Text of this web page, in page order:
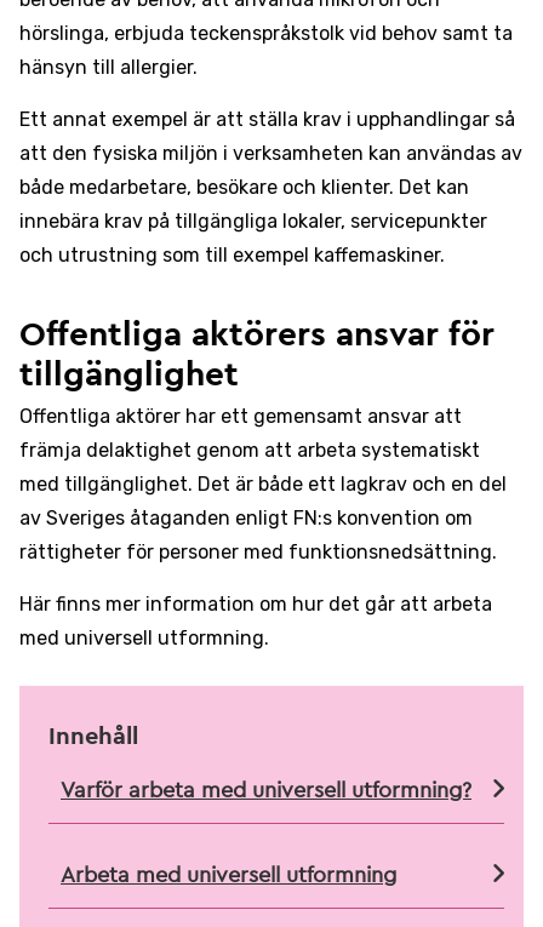
hörslinga, erbjuda teckenspråkstolk vid behov samt ta
hänsyn till allergier.
Ett annat exempel är att ställa krav i upphandlingar så
att den fysiska miljön i verksamheten kan användas av
både medarbetare, besökare och klienter. Det kan
innebära krav på tillgängliga lokaler, servicepunkter
och utrustning som till exempel kaffemaskiner.
Offentliga aktörers ansvar för
tillgänglighet
Offentliga aktörer har ett gemensamt ansvar att
främja delaktighet genom att arbeta systematiskt
med tillgänglighet. Det är både ett lagkrav och en del
av Sveriges åtaganden enligt FN:s konvention om
rättigheter för personer med funktionsnedsättning.
Här finns mer information om hur det går att arbeta
med universell utformning.
Innehåll
Varför arbeta med universell utformning?
Arbeta med universell utformning